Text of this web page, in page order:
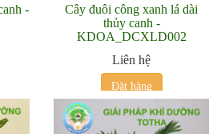
-
Cây đuôi công xanh lá dài
thủy canh -
KDOA_DCXLD002
Liên hệ
Đặt hàng